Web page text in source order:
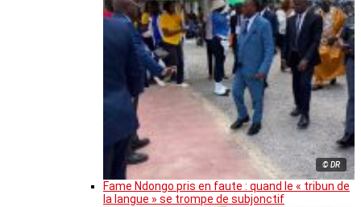
© DR
Fame Ndongo pris en faute : quand le « tribun de
la langue » se trompe de subjonctif